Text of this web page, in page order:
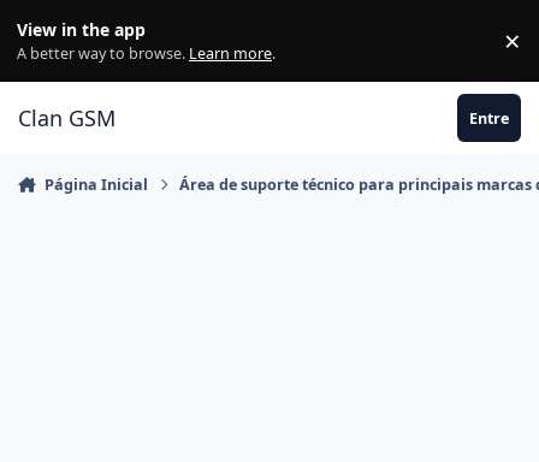
View in the app
A better way to browse. Learn more. ×
Clan GSM Entre
Página Inicial Área de suporte técnico para principais marcas